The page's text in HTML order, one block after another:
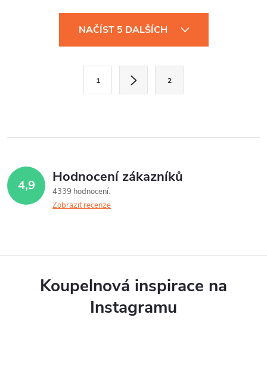
í
p
k
NAČÍST 5 DALŠÍCH
n
o
v
1 2
4,9 Hodnocení zákazníků
4339 hodnocení
Zobrazit recenze
Koupelnová inspirace na
Instagramu